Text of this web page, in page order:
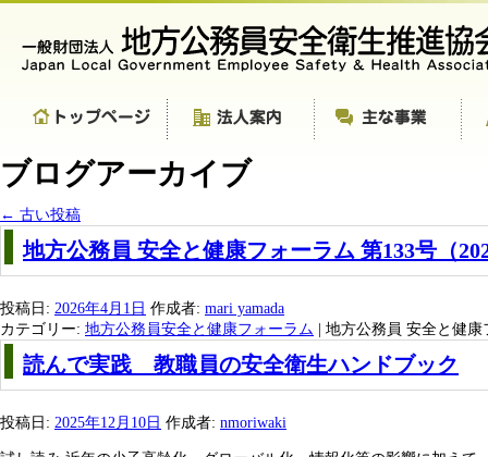
ブログアーカイブ
← 古い投稿
地方公務員 安全と健康フォーラム 第133号（
投稿日: 2026年4月1日 作成者: mari yamada
カテゴリー: 地方公務員安全と健康フォーラム 地方公務員 安全と健康
読んで実践 教職員の安全衛生ハンドブック
投稿日: 2025年12月10日 作成者: nmoriwaki